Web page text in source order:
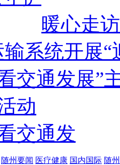
暖心走
交通发
随州要闻 医疗健康 国内国际 随